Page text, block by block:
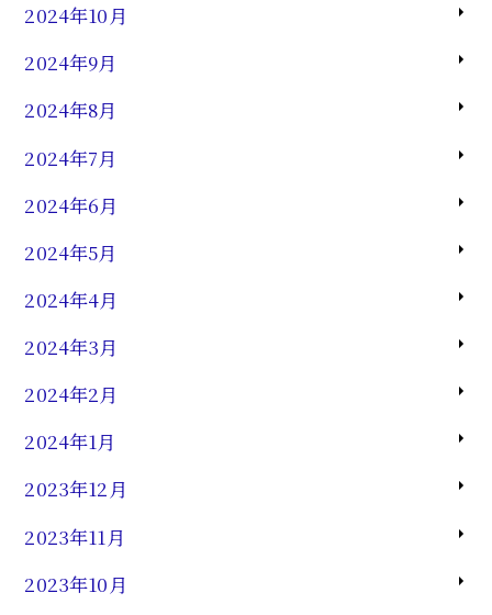
2024年10月
2024年9月
2024年8月
2024年7月
2024年6月
2024年5月
2024年4月
2024年3月
2024年2月
2024年1月
2023年12月
2023年11月
2023年10月